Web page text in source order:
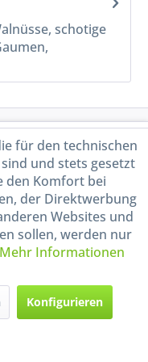
schotige
für den technischen
und stets gesetzt
den Komfort bei
der Direktwerbung
Websites und
sollen, werden nur
Mehr Informationen
Konfigurieren